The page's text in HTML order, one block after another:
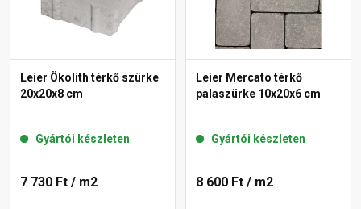
Leier Ökolith térkő szürke
20x20x8 cm
Gyártói készleten
7 730 Ft / m2
Leier Mercato térkő
palaszürke 10x20x6 cm
Gyártói készleten
8 600 Ft / m2